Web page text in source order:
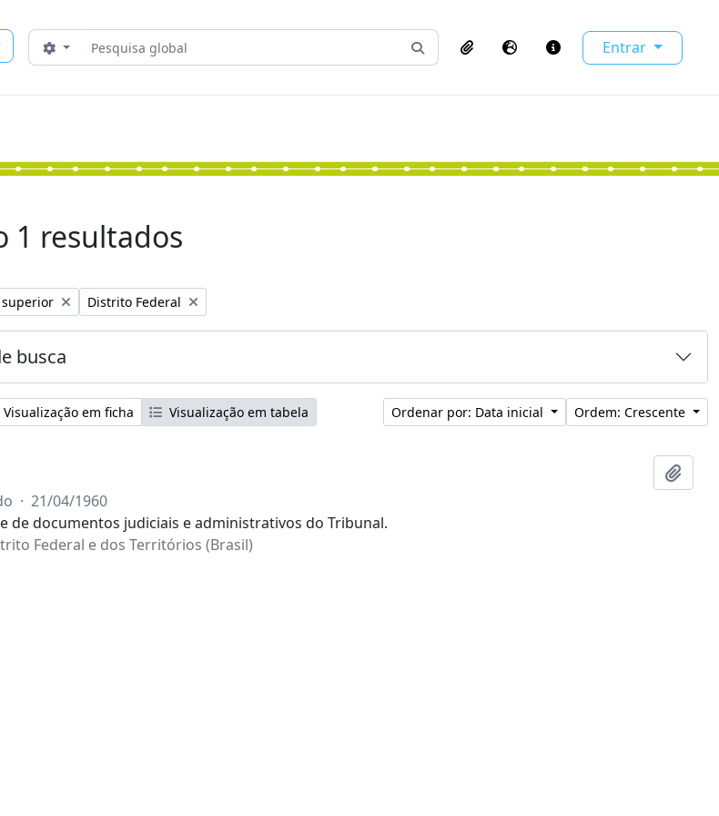
Buscar
Opções de busca Busque na página de navegação
ClipboardIdioma Atalhos Entrar
1 resultados
superior Remover filtro:
Distrito Federal
busca
Visualização em ficha Visualização em tabela Ordenar por: Data inicial Ordem: Crescente
· 21/04/1960
de documentos judiciais e administrativos do Tribunal.
Federal e dos Territórios (Brasil)